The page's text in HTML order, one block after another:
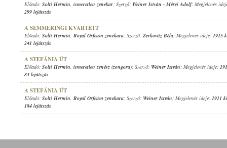
Előadó: Solti Hermin, ismeretlen zenekar; Szerző: Weiner István - Mérei Adolf; Megjelenés
299 lejátszás
A SEMMERINGI KVARTETT
Előadó: Solti Hermin, Royal Orfeum zenekara; Szerző: Zerkovitz Béla; Megjelenés ideje: 1915
241 lejátszás
A STEFÁNIA ÚT
Előadó: Solti Hermin, ismeretlen zenész (zongora); Szerző: Weiner István; Megjelenés ideje:
84 lejátszás
A STEFÁNIA ÚT
Előadó: Solti Hermin, Royal Orfeum zenekara; Szerző: Weiner István; Megjelenés ideje: 1911
184 lejátszás